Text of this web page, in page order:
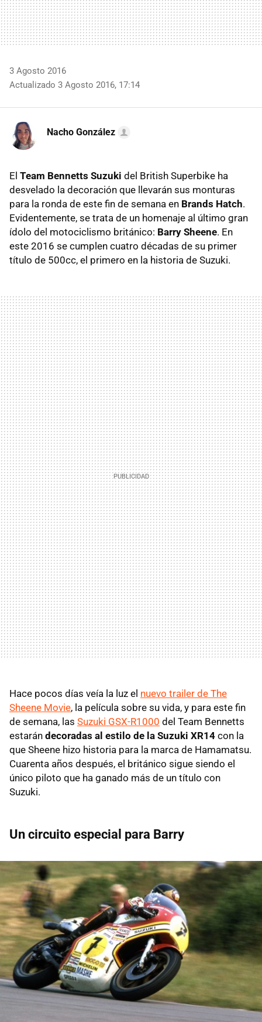
3 Agosto 2016
Actualizado 3 Agosto 2016, 17:14
Nacho González
El Team Bennetts Suzuki del British Superbike ha
desvelado la decoración que llevarán sus monturas
para la ronda de este fin de semana en Brands Hatch.
Evidentemente, se trata de un homenaje al último gran
ídolo del motociclismo británico: Barry Sheene. En
este 2016 se cumplen cuatro décadas de su primer
título de 500cc, el primero en la historia de Suzuki.
Hace pocos días veía la luz el nuevo trailer de The
Sheene Movie, la película sobre su vida, y para este fin
de semana, las Suzuki GSX-R1000 del Team Bennetts
estarán decoradas al estilo de la Suzuki XR14 con la
que Sheene hizo historia para la marca de Hamamatsu.
Cuarenta años después, el británico sigue siendo el
único piloto que ha ganado más de un título con
Suzuki.
Un circuito especial para Barry